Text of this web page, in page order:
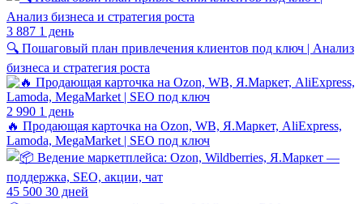
3 887 1 день
🔍 Пошаговый план привлечения клиентов под ключ | Анализ
бизнеса и стратегия роста
2 990 1 день
🔥 Продающая карточка на Ozon, WB, Я.Маркет, AliExpress,
Lamoda, MegaMarket | SEO под ключ
45 500 30 дней